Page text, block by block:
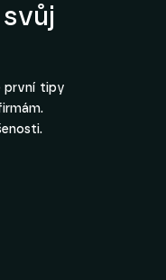
první tipy